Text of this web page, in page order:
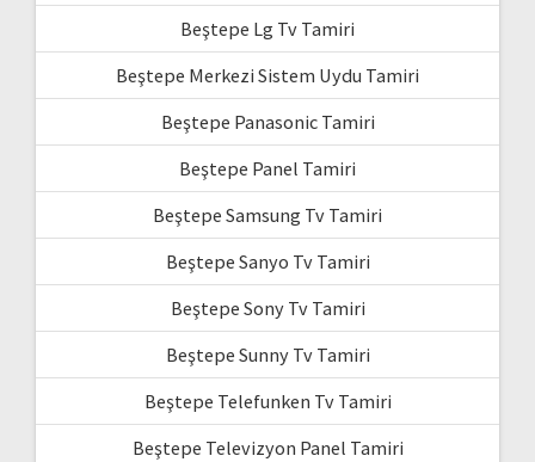
Beştepe Lg Tv Tamiri
Beştepe Merkezi Sistem Uydu Tamiri
Beştepe Panasonic Tamiri
Beştepe Panel Tamiri
Beştepe Samsung Tv Tamiri
Beştepe Sanyo Tv Tamiri
Beştepe Sony Tv Tamiri
Beştepe Sunny Tv Tamiri
Beştepe Telefunken Tv Tamiri
Beştepe Televizyon Panel Tamiri